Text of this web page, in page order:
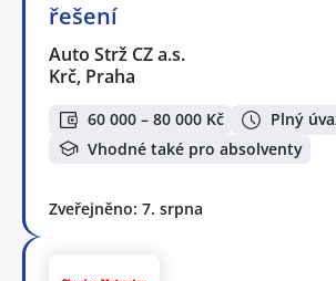
řešení
Auto Strž CZ a.s.
Krč, Praha
60 000 – 80 000 Kč
Plný
Vhodné také pro absolventy
Zveřejněno: 7. srpna